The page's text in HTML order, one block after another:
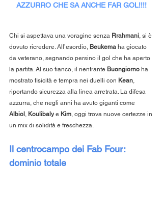
AZZURRO CHE SA ANCHE FAR GOL!!!!
Chi si aspettava una voragine senza Rrahmani, si è
dovuto ricredere. All’esordio, Beukema ha giocato
da veterano, segnando persino il gol che ha aperto
la partita. Al suo fianco, il rientrante Buongiorno ha
mostrato fisicità e tempra nei duelli con Kean,
riportando sicurezza alla linea arretrata. La difesa
azzurra, che negli anni ha avuto giganti come
Albiol , Koulibaly e Kim, oggi trova nuove certezze in
un mix di solidità e freschezza.
Il centrocampo dei Fab Four:
dominio totale